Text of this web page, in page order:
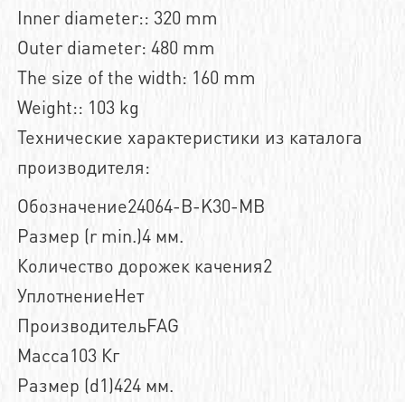
Inner diameter:: 320 mm
Outer diameter: 480 mm
The size of the width: 160 mm
Weight:: 103 kg
Технические характеристики из каталога
производителя:
Обозначение24064-B-K30-MB
Размер (r min.)4 мм.
Количество дорожек качения2
УплотнениеНет
ПроизводительFAG
Масса103 Кг
Размер (d1)424 мм.